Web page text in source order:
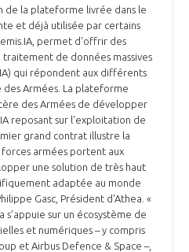
de la plateforme livrée dans le
et déjà utilisée par certains
permet d'offrir des
de données massives
qui répondent aux différents
Armées. La plateforme
des Armées de développer
reposant sur l'exploitation de
grand contrat illustre la
forces armées portent aux
une solution de très haut
adaptée au monde
Gasc, Président d'Athea. «
s’appuie sur un écosystème de
et numériques – y compris
et Airbus Defence & Space –,